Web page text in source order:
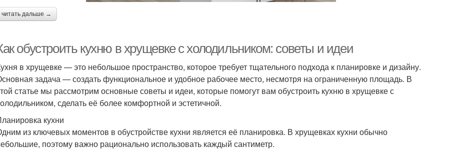
читать дальше →
обустроить кухню в хрущевке с холодильником: советы и идеи
в хрущевке — это небольшое пространство, которое требует тщательного подхода к планировке и дизайну.
задача — создать функциональное и удобное рабочее место, несмотря на ограниченную площадь. В
статье мы рассмотрим основные советы и идеи, которые помогут вам обустроить кухню в хрущевке с
сделать её более комфортной и эстетичной.
кухни
из ключевых моментов в обустройстве кухни является её планировка. В хрущевках кухни обычно
поэтому важно рационально использовать каждый сантиметр.